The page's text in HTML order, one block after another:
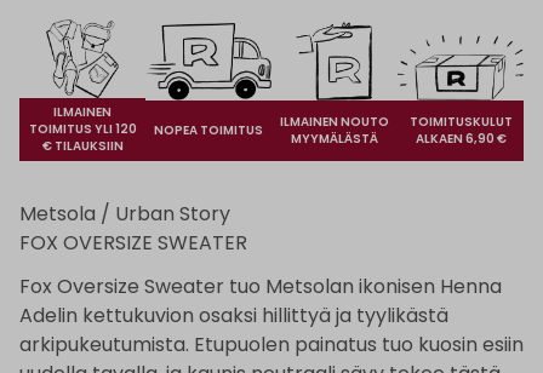
ILMAINEN
TOIMITUS YLI 120
€ TILAUKSIIN
NOPEA TOIMITUS
ILMAINEN NOUTO
MYYMÄLÄSTÄ
TOIMITUSKULUT
ALKAEN 6,90 €
Metsola / Urban Story
FOX OVERSIZE SWEATER
Fox Oversize Sweater tuo Metsolan ikonisen Henna
Adelin kettukuvion osaksi hillittyä ja tyylikästä
arkipukeutumista. Etupuolen painatus tuo kuosin esiin